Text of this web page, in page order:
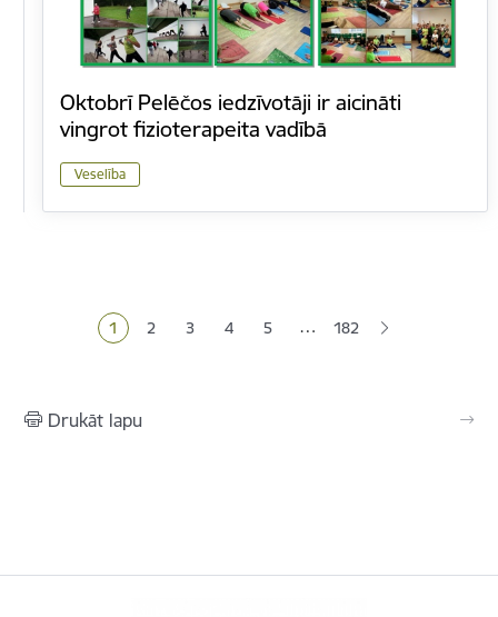
Oktobrī Pelēčos iedzīvotāji ir aicināti
vingrot fizioterapeita vadībā
Veselība
Pašreizējā lapa
1 Lapa
2 Lapa
3 Lapa
4 Lapa
5 … 182
Drukāt lapu